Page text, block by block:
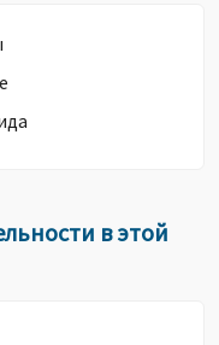
в этой